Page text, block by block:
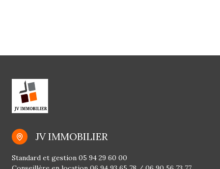
JV IMMOBILIER
Standard et gestion 05 94 29 60 00